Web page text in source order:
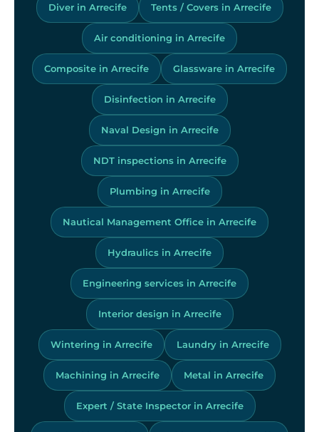
Diver in Arrecife Tents / Covers in Arrecife
Air conditioning in Arrecife
Composite in Arrecife Glassware in Arrecife
Disinfection in Arrecife
Naval Design in Arrecife
NDT inspections in Arrecife
Plumbing in Arrecife
Nautical Management Office in Arrecife
Hydraulics in Arrecife
Engineering services in Arrecife
Interior design in Arrecife
Wintering in Arrecife Laundry in Arrecife
Machining in Arrecife Metal in Arrecife
Expert / State Inspector in Arrecife